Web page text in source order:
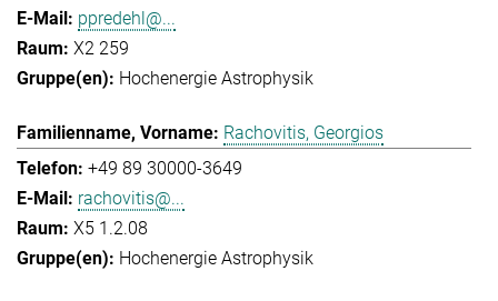
ppredehl@...
X2 259
Hochenergie Astrophysik
Rachovitis, Georgios
+49 89 30000-3649
rachovitis@...
X5 1.2.08
Hochenergie Astrophysik